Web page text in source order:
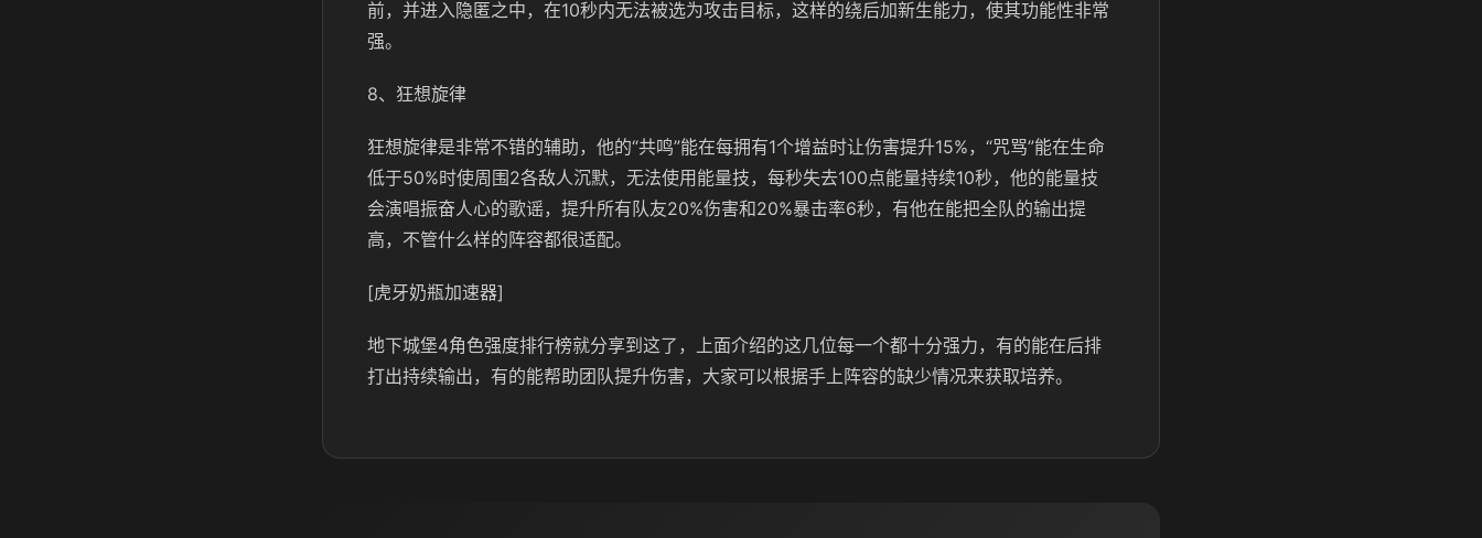
前，并进入隐匿之中，在10秒内无法被选为攻击目标，这样的绕后加新生能力，使其功能性非常
强。
8、狂想旋律
狂想旋律是非常不错的辅助，他的“共鸣”能在每拥有1个增益时让伤害提升15%，“咒骂”能在生命
低于50%时使周围2各敌人沉默，无法使用能量技，每秒失去100点能量持续10秒，他的能量技
会演唱振奋人心的歌谣，提升所有队友20%伤害和20%暴击率6秒，有他在能把全队的输出提
高，不管什么样的阵容都很适配。
[虎牙奶瓶加速器]
地下城堡4角色强度排行榜就分享到这了，上面介绍的这几位每一个都十分强力，有的能在后排
打出持续输出，有的能帮助团队提升伤害，大家可以根据手上阵容的缺少情况来获取培养。